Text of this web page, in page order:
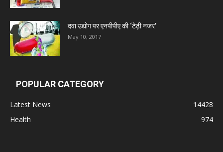
Digital Vision
Carewell Ayurveda
दवा उद्योग पर एनपीपीए की ‘टेढ़ी नजर’
May 10, 2017
POPULAR CATEGORY
Latest News
14428
Health
974